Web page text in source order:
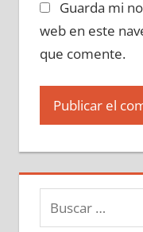
Guarda mi
web en este
que comente.